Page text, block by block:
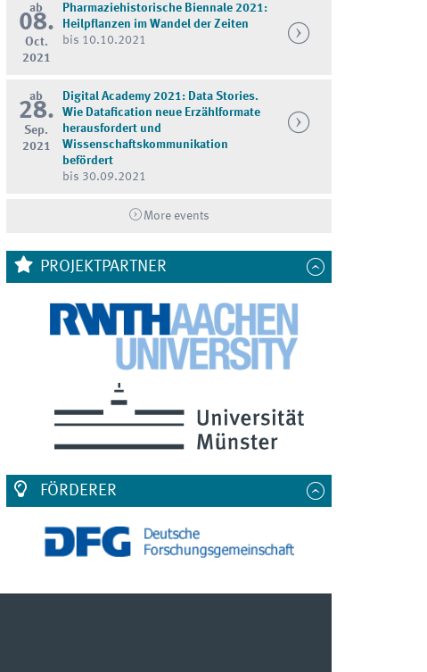
ab
08.
Oct.
2021
Pharmaziehistorische Biennale 2021:
Heilpflanzen im Wandel der Zeiten
bis 10.10.2021
ab
28.
Sep.
2021
Digital Academy 2021: Data Stories.
Wie Datafication neue Erzählformate
herausfordert und
Wissenschaftskommunikation
befördert
bis 30.09.2021
More events
PROJEKTPARTNER
FÖRDERER